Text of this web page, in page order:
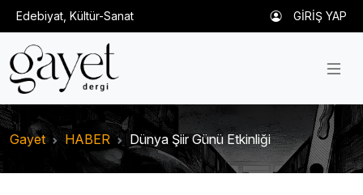
Edebiyat, Kültür-Sanat GİRİŞ YAP
Gayet HABER Dünya Şiir Günü Etkinliği